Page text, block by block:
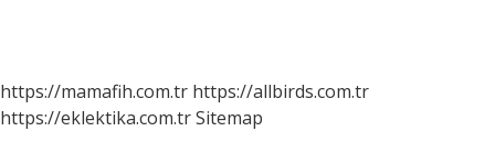
https://mamafih.com.tr https://allbirds.com.tr
https://eklektika.com.trSitemap